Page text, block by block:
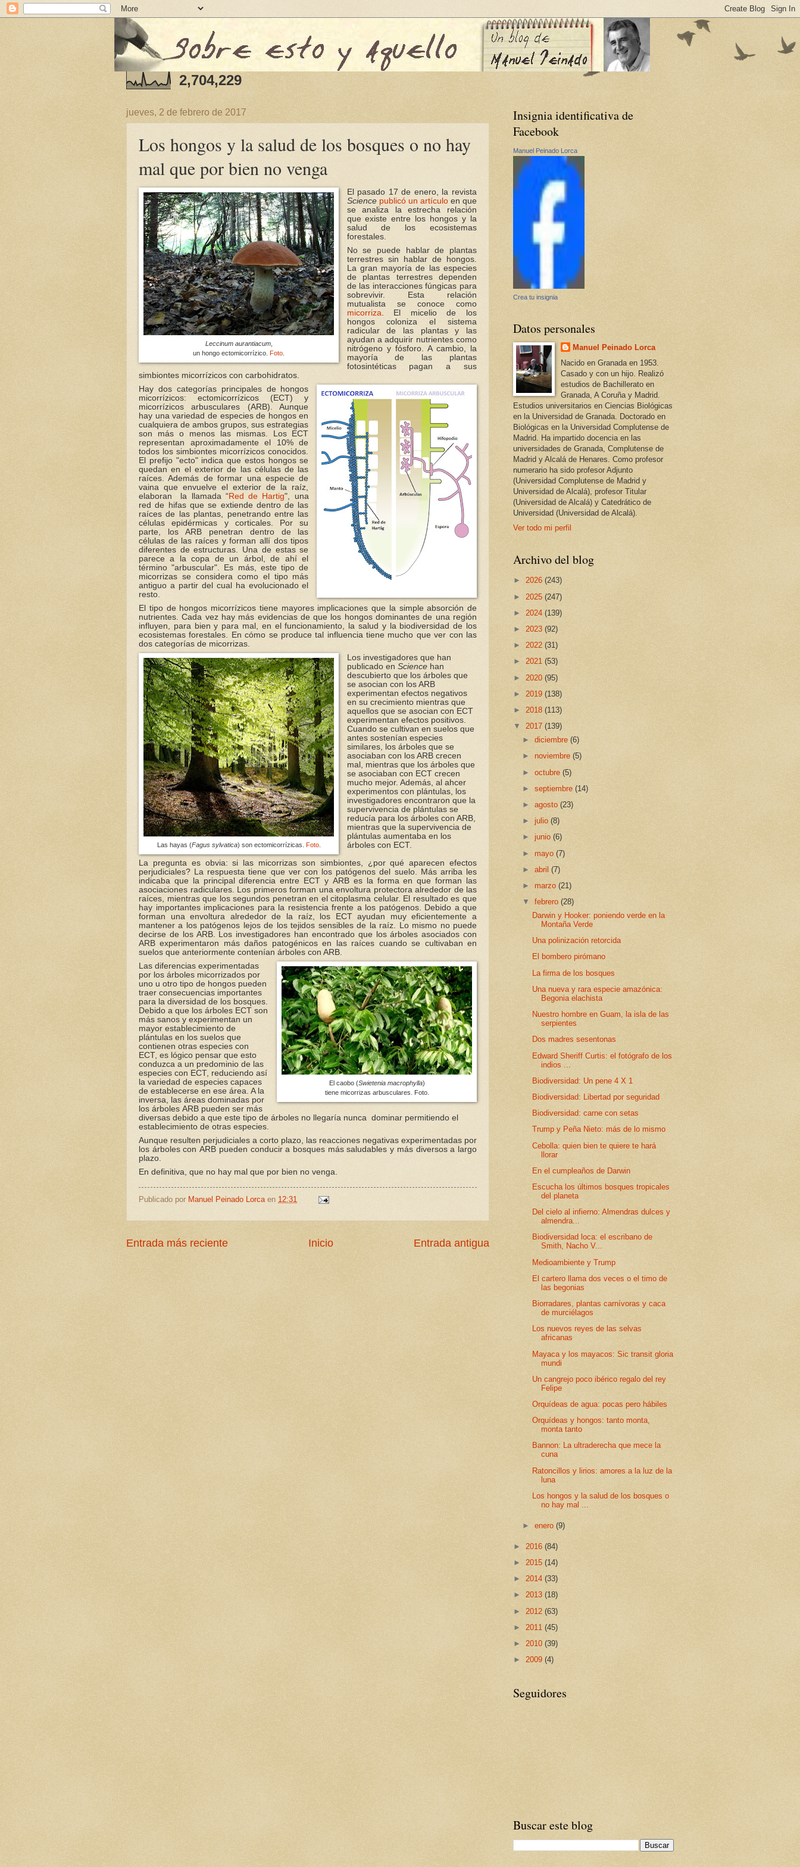
2,704,229
jueves, 2 de febrero de 2017
Los hongos y la salud de los bosques o no hay
mal que por bien no venga
Leccinum aurantiacum,
un hongo ectomicorrízico. Foto
El pasado 17 de enero, la revista
Science publicó un artículoen que
se analiza la estrecha relación
que existe entre los hongos y la
salud de los ecosistemas
forestales.
No se puede hablar de plantas
terrestres sin hablar de hongos.
La gran mayoría de las especies
de plantas terrestres dependen
de las interacciones fúngicas para
sobrevivir. Esta relación
mutualista se conoce como
micorriza . El micelio de los
hongos coloniza el sistema
radicular de las plantas y las
ayudan a adquirir nutrientes como
nitrógeno y fósforo. A cambio, la
mayoría de las plantas
fotosintéticas pagan a sus
simbiontes micorrízicos con carbohidratos.
Hay dos categorías principales de hongos
micorrízicos: ectomicorrízicos (ECT) y
micorrízicos arbusculares (ARB). Aunque
hay una variedad de especies de hongos en
cualquiera de ambos grupos, sus estrategias
son más o menos las mismas. Los ECT
representan aproximadamente el 10% de
todos los simbiontes micorrízicos conocidos.
El prefijo "ecto" indica que estos hongos se
quedan en el exterior de las células de las
raíces. Además de formar una especie de
vaina que envuelve el exterior de la raíz,
elaboran la llamada “Red de Hartig", una
red de hifas que se extiende dentro de las
raíces de las plantas, penetrando entre las
células epidérmicas y corticales. Por su
parte, los ARB penetran dentro de las
células de las raíces y forman allí dos tipos
diferentes de estructuras. Una de estas se
parece a la copa de un árbol, de ahí el
término "arbuscular". Es más, este tipo de
micorrizas se considera como el tipo más
antiguo a partir del cual ha evolucionado el
resto.
El tipo de hongos micorrízicos tiene mayores implicaciones que la simple absorción de
nutrientes. Cada vez hay más evidencias de que los hongos dominantes de una región
influyen, para bien y para mal, en el funcionamiento, la salud y la biodiversidad de los
ecosistemas forestales. En cómo se produce tal influencia tiene mucho que ver con las
dos categorías de micorrizas.
Las hayas (Fagus sylvatica) son ectomicorrízicas. Foto.
Los investigadores que han
publicado en Science han
descubierto que los árboles que
se asocian con los ARB
experimentan efectos negativos
en su crecimiento mientras que
aquellos que se asocian con ECT
experimentan efectos positivos.
Cuando se cultivan en suelos que
antes sostenían especies
similares, los árboles que se
asociaban con los ARB crecen
mal, mientras que los árboles que
se asociaban con ECT crecen
mucho mejor. Además, al ahcer
experimentos con plántulas, los
investigadores encontraron que la
supervivencia de plántulas se
reducía para los árboles con ARB,
mientras que la supervivencia de
plántulas aumentaba en los
árboles con ECT.
La pregunta es obvia: si las micorrizas son simbiontes, ¿por qué aparecen efectos
perjudiciales? La respuesta tiene que ver con los patógenos del suelo. Más arriba les
indicaba que la principal diferencia entre ECTy ARB es la forma en que forman las
asociaciones radiculares. Los primeros forman una envoltura protectora alrededor de las
raíces, mientras que los segundos penetran en el citoplasma celular. El resultado es que
hay importantes implicaciones para la resistencia frente a los patógenos. Debido a que
forman una envoltura alrededor de la raíz, los ECT ayudan muy eficientemente a
mantener a los patógenos lejos de los tejidos sensibles de la raíz. Lo mismo no puede
decirse de los ARB. Los investigadores han encontrado que los árboles asociados con
ARB experimentaron más daños patogénicos en las raíces cuando se cultivaban en
suelos que anteriormente contenían árboles con ARB.
El caobo (Swietenia macrophylla)
tiene micorrizas arbusculares. Foto.
Las diferencias experimentadas
por los árboles micorrizados por
uno u otro tipo de hongos pueden
traer consecuencias importantes
para la diversidad de los bosques.
Debido a que los árboles ECT son
más sanos y experimentan un
mayor establecimiento de
plántulas en los suelos que
contienen otras especies con
ECT, es lógico pensar que esto
conduzca a un predominio de las
especies con ECT, reduciendo así
la variedad de especies capaces
de establecerse en ese área. A la
inversa, las áreas dominadas por
los árboles ARB pueden ser más
diversas debido a que este tipo de árboles no llegaría nunca dominar permitiendo el
establecimiento de otras especies.
Aunque resulten perjudiciales a corto plazo, las reacciones negativas experimentadas por
los árboles conARB pueden conducir a bosques más saludables y más diversos a largo
plazo.
En definitiva, que no hay mal que por bien no venga.
Publicado por Manuel Peinado Lorca en 12:31
Entrada más reciente Entrada antigua
Inicio
Insignia identificativa de
Facebook
Manuel Peinado Lorca
Crea tu insignia
Datos personales
Manuel Peinado Lorca
Nacido en Granada en 1953.
Casado y con un hijo. Realizó
estudios de Bachillerato en
Granada, A Coruña y Madrid.
Estudios universitarios en Ciencias Biológicas
en la Universidad de Granada. Doctorado en
Biológicas en la Universidad Complutense de
Madrid. Ha impartido docencia en las
universidades de Granada, Complutense de
Madrid y Alcalá de Henares. Como profesor
numerario ha sido profesor Adjunto
(Universidad Complutense de Madrid y
Universidad de Alcalá), profesor Titular
(Universidad de Alcalá) y Catedrático de
Universidad (Universidad de Alcalá).
Ver todo mi perfil
Archivo del blog
► 2026 (243)
► 2025 (247)
► 2024 (139)
► 2023 (92)
► 2022 (31)
► 2021 (53)
► 2020 (95)
► 2019 (138)
► 2018 (113)
▼ 2017 (139)
►diciembre(6)
►noviembre(5)
►octubre(5)
►septiembre(14)
►agosto(23)
►julio(8)
►junio(6)
►mayo(7)
►abril(7)
►marzo(21)
▼febrero(28)
Darwin y Hooker: poniendo verde en la
Montaña Verde
Una polinización retorcida
El bombero pirómano
La firma de los bosques
Una nueva y rara especie amazónica:
Begonia elachista
Nuestro hombre en Guam, la isla de las
serpientes
Dos madres sesentonas
Edward Sheriff Curtis: el fotógrafo de los
indios ...
Biodiversidad: Un pene 4 X 1
Biodiversidad: Libertad por seguridad
Biodiversidad: carne con setas
Trump y Peña Nieto: más de lo mismo
Cebolla: quien bien te quiere te hará
llorar
En el cumpleaños de Darwin
Escucha los últimos bosques tropicales
del planeta
Del cielo al infierno: Almendras dulces y
almendra...
Biodiversidad loca: el escribano de
Smith, Nacho V...
Medioambiente y Trump
El cartero llama dos veces o el timo de
las begonias
Biorradares, plantas carnívoras y caca
de murciélagos
Los nuevos reyes de las selvas
africanas
Mayaca y los mayacos: Sic transit gloria
mundi
Un cangrejo poco ibérico regalo del rey
Felipe
Orquídeas de agua: pocas pero hábiles
Orquídeas y hongos: tanto monta,
monta tanto
Bannon: La ultraderecha que mece la
cuna
Ratoncillos y lirios: amores a la luz de la
luna
Los hongos y la salud de los bosques o
no hay mal ...
►enero(9)
► 2016 (84)
► 2015 (14)
► 2014 (33)
► 2013 (18)
► 2012 (63)
► 2011 (45)
► 2010 (39)
► 2009 (4)
Seguidores
Buscar este blog